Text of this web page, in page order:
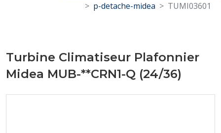
p-detache-midea
TUMI03601
Turbine Climatiseur Plafonnier
Midea MUB-**CRN1-Q (24/36)